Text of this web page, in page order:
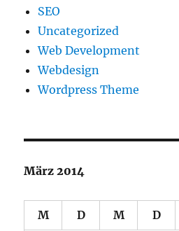
SEO
Uncategorized
Web Development
Webdesign
Wordpress Theme
März 2014
M D M D